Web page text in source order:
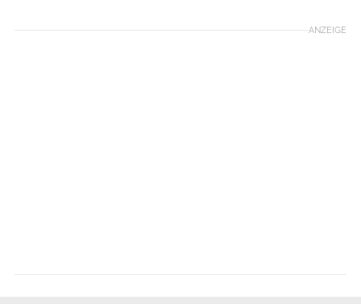
ANZEIGE